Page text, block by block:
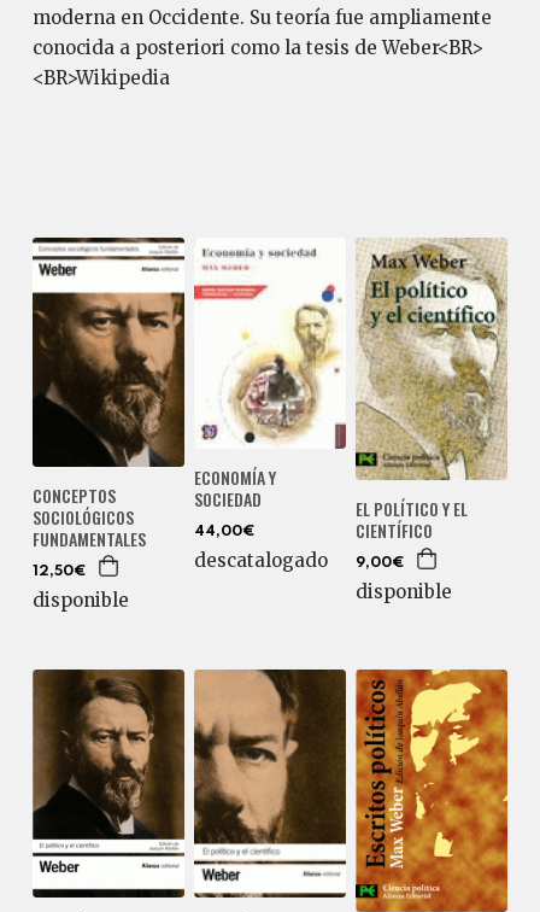
moderna en Occidente. Su teoría fue ampliamente
conocida a posteriori como la tesis de Weber<BR>
<BR>Wikipedia
CONCEPTOS
SOCIOLÓGICOS
FUNDAMENTALES
12,50€
disponible
ECONOMÍA Y
SOCIEDAD
44,00€
descatalogado
EL POLÍTICO Y EL
CIENTÍFICO
9,00€
disponible